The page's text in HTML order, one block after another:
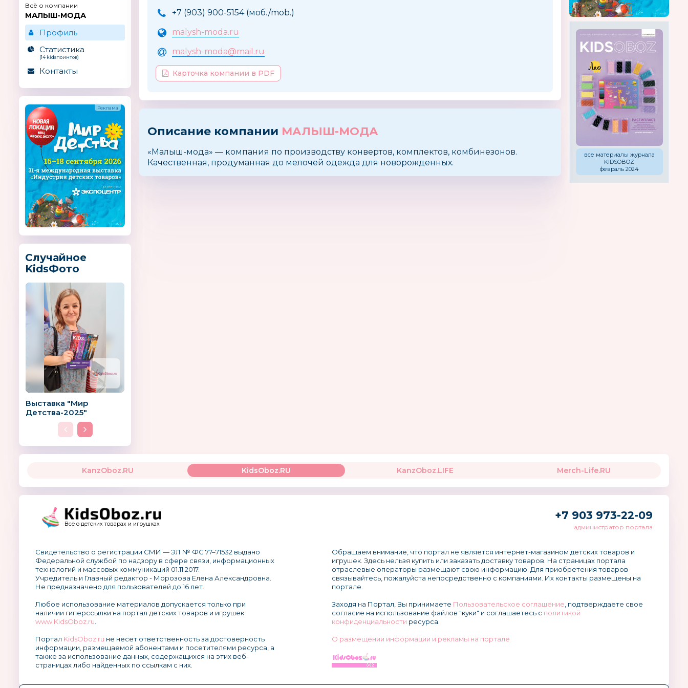
Всё о компании
МАЛЫШ-МОДА
Профиль
Статистика
(14 kidsпоинтов)
Контакты
Случайное
KidsФото
Выставка "Мир
Детства-2025"
+7 (903) 900-5154 (моб./mob.)
malysh-moda.ru
malysh-moda@mail.ru
Карточка компании в PDF
Описание компании МАЛЫШ-МОДА
«Малыш-мода» — компания по производству конвертов, комплектов, комбинезонов.
Качественная, продуманная до мелочей одежда для новорожденных.
все материалы журнала
KIDSOBOZ
февраль 2024
KanzOboz.RU KidsOboz.RU KanzOboz.LIFE Merch-Life.RU
Всё о детских товарах и игрушках
+7 903 973-22-09
администратор портала
Свидетельство о регистрации СМИ — ЭЛ № ФС 77–71532 выдано
Федеральной службой по надзору в сфере связи, информационных
технологий и массовых коммуникаций 01.11.2017.
Учредитель и Главный редактор - Морозова Елена Александровна.
Не предназначено для пользователей до 16 лет.
Любое использование материалов допускается только при
наличии гиперссылки на портал детских товаров и игрушек
www.KidsOboz.ru
Портал KidsOboz.ru не несет ответственность за достоверность
информации, размещаемой абонентами и посетителями ресурса, а
также за использование данных, содержащихся на этих веб-
страницах либо найденных по ссылкам с них.
Обращаем внимание, что портал не является интернет-магазином детских товаров и
игрушек. Здесь нельзя купить или заказать доставку товаров. На страницах портала
отраслевые операторы размещают свою информацию. Для приобретения товаров
связывайтесь, пожалуйста непосредственно с компаниями. Их контакты размещены на
портале.
Заходя на Портал, Вы принимаете Пользовательское соглашение , подтверждаете свое
согласие на использование файлов "куки" и соглашаетесь с политикой
конфиденциальности ресурса.
О размещении информации и рекламы на портале